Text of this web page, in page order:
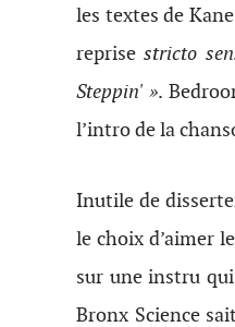
les textes de
reprisestricto
Steppin' ».
l’intro de la
Inutile de
le choix d’aimer
sur une instru
Bronx Science